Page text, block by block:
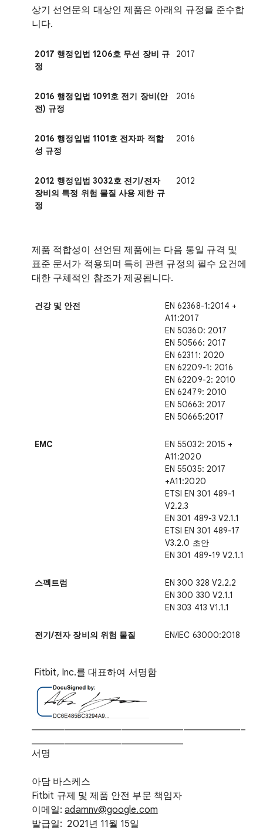
상기 선언문의 대상인 제품은 아래의 규정을 준수합
니다.
2017 행정입법 1206호 무선 장비 규
정
2017
2016 행정입법 1091호 전기 장비(안
전) 규정
2016
2016 행정입법 1101호 전자파 적합
성 규정
2016
2012 행정입법 3032호 전기/전자
장비의 특정 위험 물질 사용 제한 규
정
2012
제품 적합성이 선언된 제품에는 다음 통일 규격 및
표준 문서가 적용되며 특히 관련 규정의 필수 요건에
대한 구체적인 참조가 제공됩니다.
건강 및 안전
EN 62368-1:2014 +
A11:2017
EN 50360: 2017
EN 50566: 2017
EN 62311: 2020
EN 62209-1: 2016
EN 62209-2: 2010
EN 62479: 2010
EN 50663: 2017
EN 50665:2017
EMC
EN 55032: 2015 +
A11:2020
EN 55035: 2017
+A11:2020
ETSI EN 301 489-1
V2.2.3
EN 301 489-3 V2.1.1
ETSI EN 301 489-17
V3.2.0 초안
EN 301 489-19 V2.1.1
스펙트럼
EN 300 328 V2.2.2
EN 300 330 V2.1.1
EN 303 413 V1.1.1
전기/전자 장비의 위험 물질 EN/IEC 63000:2018
Fitbit, Inc.를 대표하여 서명함
서명
아담 바스케스
Fitbit 규제 및 제품 안전 부문 책임자
이메일:adamnv@google.com
발급일: 2021년 11월 15일